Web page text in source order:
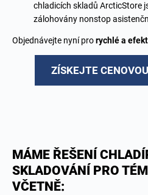
chladicích skladů ArcticStore
zálohovány nonstop
Objednávejte nyní prorychlé a
ZÍSKEJTE
MÁME ŘEŠENÍ
SKLADOVÁNÍ PRO
VČETNĚ: